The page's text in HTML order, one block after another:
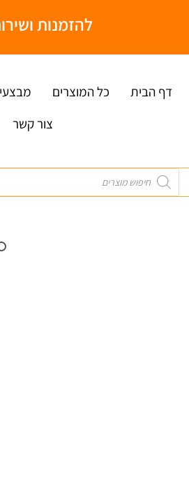
להזמנות ושירות
דף הבית כל המוצרים
צור קשר
Products
search